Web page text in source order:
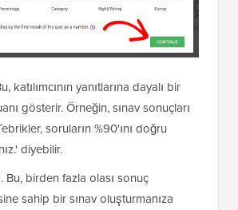
katılımcının yanıtlarına dayalı bir
gösterir. Örneğin, sınav sonuçları
soruların %90'ını doğru
diyebilir.
. Bu, birden fazla olası sonuç
sahip bir sınav oluşturmanıza